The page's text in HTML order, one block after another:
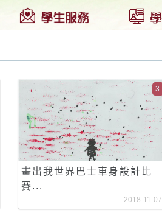
畫出我世界巴士車身設計比
賽...
3
2018-11-07